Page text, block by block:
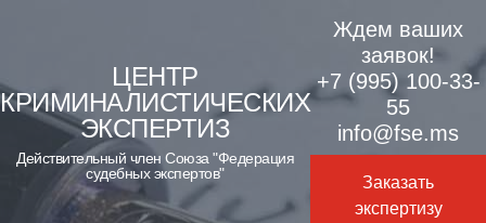
content
ЦЕНТР
КРИМИНАЛИСТИЧЕСКИХ
ЭКСПЕРТИЗ
Действительный член Союза "Федерация
судебных экспертов"
Ждем ваших
заявок!
+7 (995) 100-33-
55
info@fse.ms
Заказать
экспертизу